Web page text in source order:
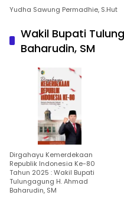
Yudha Sawung Permadhie, S.Hut
Wakil Bupati
Baharudin, SM
Dirgahayu Kemerdekaan
Republik Indonesia Ke-80
Tahun 2025 : Wakil Bupati
Tulungagung H. Ahmad
Baharudin, SM